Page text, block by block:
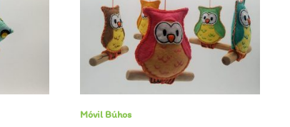
Móvil Búhos